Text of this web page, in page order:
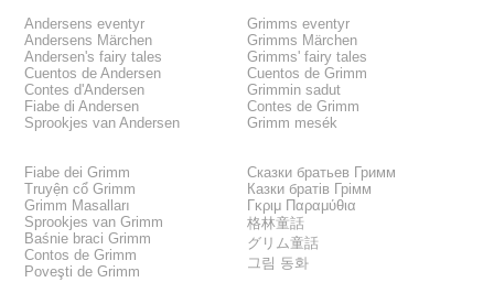
Andersens eventyr
Andersens Märchen
Andersen's fairy tales
Cuentos de Andersen
Contes d'Andersen
Fiabe di Andersen
Sprookjes van Andersen
Grimms eventyr
Grimms Märchen
Grimms' fairy tales
Cuentos de Grimm
Grimmin sadut
Contes de Grimm
Grimm mesék
Fiabe dei Grimm
Truyện cổ Grimm
Grimm Masalları
Sprookjes van Grimm
Baśnie braci Grimm
Contos de Grimm
Poveşti de Grimm
Сказки братьев Гримм
Казки братів Грімм
Γκριμ Παραμύθια
格林童話
グリム童話
그림 동화